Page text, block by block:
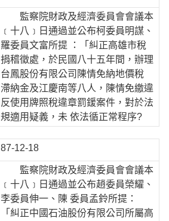
監察院財政及經濟委員會會議本
﹝十八﹞日通過並公布柯委員明謀、
羅委員文富所提 ：「糾正高雄市稅
捐稽徵處，於民國八十五年間，辦理
台鳳股份有限公司陳情免納地價稅
滯納金及江慶南等八人，陳情免繳違
反使用牌照稅違章罰鍰案件，對於法
規適用疑義，未 依法循正常程序?
87-12-18
監察院財政及經濟委員會會議本
﹝十八﹞日通過並公布趙委員榮耀、
李委員伸一、陳 委員孟鈴所提：
「糾正中國石油股份有限公司所屬高